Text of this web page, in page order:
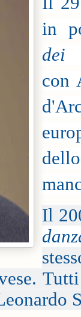
in
dei
con
Il